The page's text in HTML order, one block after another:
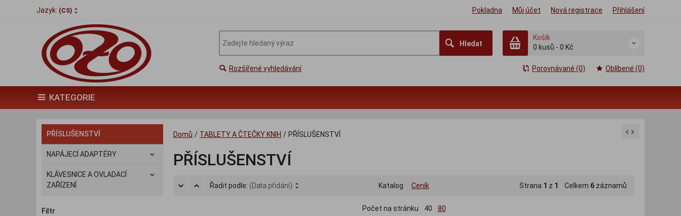
Jazyk: (CS) Pokladna Můj účet Nová registrace Přihlášení
Hledat
Košík
0 kusů - 0 Kč
Rozšířené vyhledávání Porovnávané (0) Oblíbené (0)
KATEGORIE
PŘÍSLUŠENSTVÍ
NAPÁJECÍ ADAPTÉRY
KLÁVESNICE A OVLADACÍ
ZAŘÍZENÍ
Filtr
Domů / TABLETY A ČTEČKY KNIH / PŘÍSLUŠENSTVÍ
PŘÍSLUŠENSTVÍ
Řadit podle: (Data přidání) Katalog Ceník Strana 1 z 1 Celkem 6 záznamů
Počet na stránku 40 80